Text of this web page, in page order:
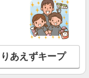
細を見る
万円〜！高時給な
りあえずキープ